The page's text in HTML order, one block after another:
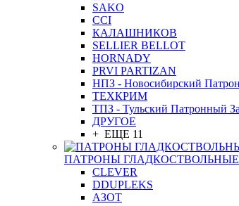
SAKO
CCI
КАЛАШНИКОВ
SELLIER BELLOT
HORNADY
PRVI PARTIZAN
НПЗ - Новосибирский
ТЕХКРИМ
ТПЗ - Тульский Патронный
ДРУГОЕ
+ ЕЩЕ 11
ПАТРОНЫ ГЛАДКОСТВОЛЬНЫЕ
CLEVER
DDUPLEKS
АЗОТ